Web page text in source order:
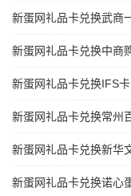
新蛋网礼品卡兑换武商
新蛋网礼品卡兑换中商
新蛋网礼品卡兑换IFS卡
新蛋网礼品卡兑换常州
新蛋网礼品卡兑换新华
新蛋网礼品卡兑换诺心